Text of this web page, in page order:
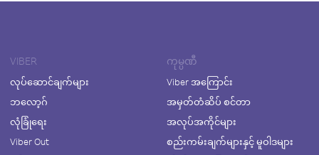
VIBER
လုပ်ဆောင်ချက်များ
ဘလော့ဂ်
လုံခြုံရေး
Viber Out
ကုမ္ပဏီ
Viber အကြောင်း
အမှတ်တံဆိပ် စင်တာ
အလုပ်အကိုင်များ
စည်းကမ်းချက်များနှင့် မူဝါဒများ